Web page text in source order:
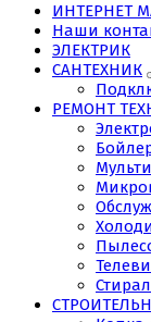
ИНТЕРНЕТ
Наши
ЭЛЕКТРИК
САНТЕХНИК
РЕМОНТ